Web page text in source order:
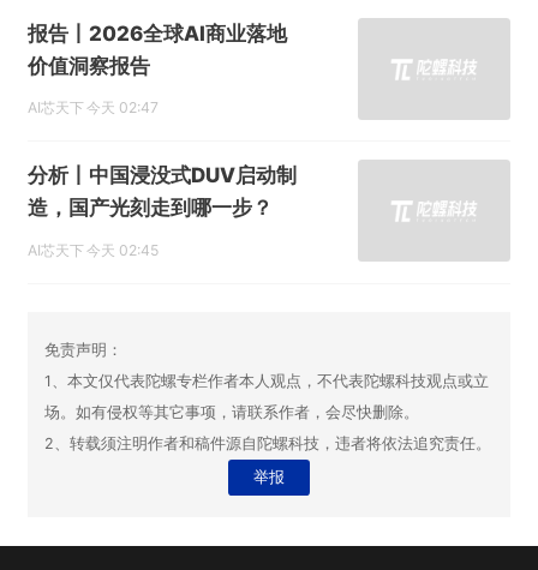
报告丨2026全球AI商业落地
价值洞察报告
AI芯天下今天 02:47
分析丨中国浸没式DUV启动制
造，国产光刻走到哪一步？
AI芯天下今天 02:45
免责声明：
1、本文仅代表陀螺专栏作者本人观点，不代表陀螺科技观点或立
场。如有侵权等其它事项，请联系作者，会尽快删除。
2、转载须注明作者和稿件源自陀螺科技，违者将依法追究责任。
举报